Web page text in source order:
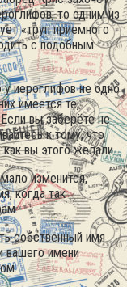
то одним из
«труп приемного
с подобным
иероглифов не одно
имеется те,
вы заберёте не
к тому, что
вы этого желали.
изменится,
когда так
собственный имя
вашего имени